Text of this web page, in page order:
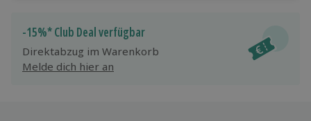
Jeder Gutschein für alle Erlebnisse einlösbar.
Maximale Sicherheit
10 Jahre gültig & verlängerbar.
-15%* Club Deal verfügbar
Direktabzug im Warenkorb
Melde dich hier an